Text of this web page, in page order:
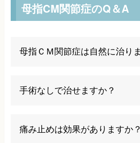
母指CM関節症のQ＆A
母指ＣＭ関節症は自然に治り
はありません。一度すり減った
生しないからです。しかし、適
を軽減したりすることは可能で
期治療が重要です。
手術なしで治せますか？
の改善は可能です。当院では多
避して症状の改善を実感されて
痛み止めは効果がありますか？